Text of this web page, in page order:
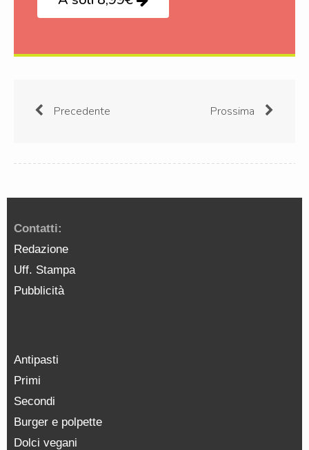
Precedente Prossima
Contatti:
Redazione
Uff. Stampa
Pubblicità
Antipasti
Primi
Secondi
Burger e polpette
Dolci vegani